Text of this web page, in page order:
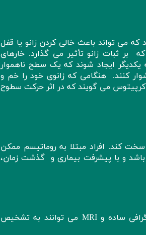
می تواند باعث خالی کردن زانو یا قفل
ثبات زانو تأثیر می گذارد. خارهای
ایجاد شوند که یک سطح ناهموار
کنند. هنگامی که زانوی خود را خم و
می گویند که در اثر حرکت سطوح
کند. افراد مبتلا به روماتیسم ممکن
و با پیشرفت بیماری و گذشت زمان،
برخی از اثرات آرتریت بر روی زانو مشخص نیست. ابزارهای تشخیصی مانند گرافی ساده و MRI می توانند به تشخیص